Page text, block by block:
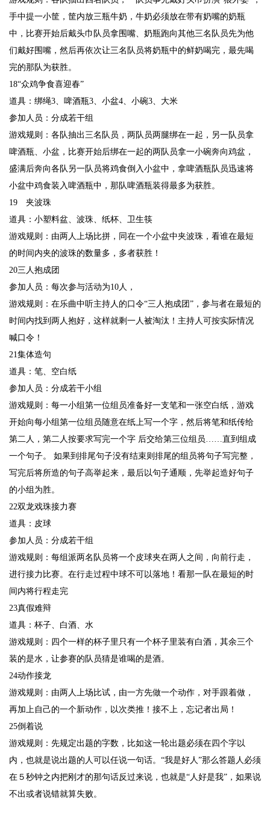
手中提一小筐，筐内放三瓶牛奶，牛奶必须放在带有奶嘴的奶瓶
中，比赛开始后戴头巾队员拿围嘴、奶瓶跑向其他三名队员先为他
们戴好围嘴，然后再依次让三名队员将奶瓶中的鲜奶喝完，最先喝
完的那队为获胜。
18“众鸡争食喜迎春”
道具：绑绳3、啤酒瓶3、小盆4、小碗3、大米
参加人员：分成若干组
游戏规则：各队抽出三名队员，两队员两腿绑在一起，另一队员拿
啤酒瓶、小盆，比赛开始后绑在一起的两队员拿一小碗奔向鸡盆，
盛满后奔向各队另一队员将鸡食倒入小盆中，拿啤酒瓶队员迅速将
小盆中鸡食装入啤酒瓶中，那队啤酒瓶装得最多为获胜。
19 夹波珠
道具：小塑料盆、波珠、纸杯、卫生筷
游戏规则：由两人上场比拼，同在一个小盆中夹波珠，看谁在最短
的时间内夹的波珠的数量多，多者获胜！
20三人抱成团
参加人员：每次参与活动为10人，
游戏规则：在乐曲中听主持人的口令“三人抱成团”，参与者在最短的
时间内找到两人抱好，这样就剩一人被淘汰！主持人可按实际情况
喊口令！
21集体造句
道具：笔、空白纸
参加人员：分成若干小组
游戏规则：每一小组第一位组员准备好一支笔和一张空白纸，游戏
开始向每小组第一位组员随意在纸上写一个字，然后将笔和纸传给
第二人，第二人按要求写完一个字 后交给第三位组员……直到组成
一个句子。 如果到排尾句子没有结束则排尾的组员将句子写完整，
写完后将所造的句子高举起来，最后以句子通顺，先举起造好句子
的小组为胜。
22双龙戏珠接力赛
道具：皮球
参加人员：分成若干组
游戏规则：每组派两名队员将一个皮球夹在两人之间，向前行走，
进行接力比赛。在行走过程中球不可以落地！看那一队在最短的时
间内将行程走完
23真假难辩
道具：杯子、白酒、水
游戏规则：四个一样的杯子里只有一个杯子里装有白酒，其余三个
装的是水，让参赛的队员猜是谁喝的是酒。
24动作接龙
游戏规则：由两人上场比试，由一方先做一个动作，对手跟着做，
再加上自己的一个新动作，以次类推！接不上，忘记者出局！
25倒着说
游戏规则：先规定出题的字数，比如这一轮出题必须在四个字以
内，也就是说出题的人可以任说一句话。“我是好人”那么答题人必须
在５秒钟之内把刚才的那句话反过来说，也就是“人好是我”，如果说
不出或者说错就算失败。